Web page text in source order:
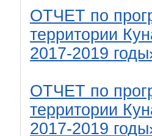
ОТЧЕТ по
территории
2017-2019
ОТЧЕТ по
территории
2017-2019